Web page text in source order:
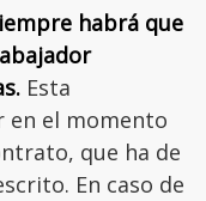
habrá que
Esta
en el momento
que ha de
En caso de